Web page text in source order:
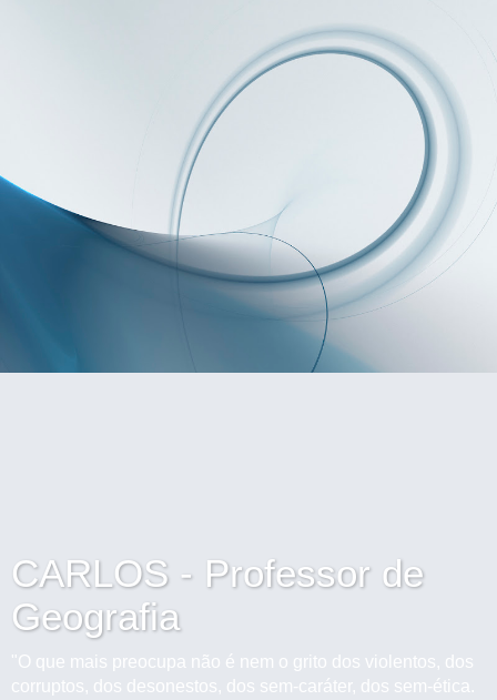
CARLOS - Professor de
Geografia
"O que mais preocupa não é nem o grito dos violentos, dos
corruptos, dos desonestos, dos sem-caráter, dos sem-ética.